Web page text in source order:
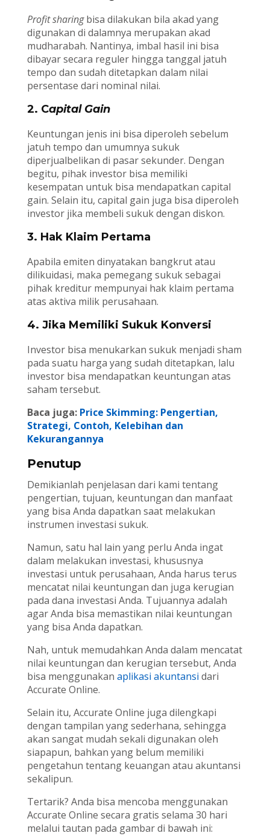
Profit sharingbisa dilakukan bila akad yang
digunakan di dalamnya merupakan akad
mudharabah. Nantinya, imbal hasil ini bisa
dibayar secara reguler hingga tanggal jatuh
tempo dan sudah ditetapkan dalam nilai
persentase dari nominal nilai.
2. Capital Gain
Keuntungan jenis ini bisa diperoleh sebelum
jatuh tempo dan umumnya sukuk
diperjualbelikan di pasar sekunder. Dengan
begitu, pihak investor bisa memiliki
kesempatan untuk bisa mendapatkan capital
gain. Selain itu, capital gain juga bisa diperoleh
investor jika membeli sukuk dengan diskon.
3. Hak Klaim Pertama
Apabila emiten dinyatakan bangkrut atau
dilikuidasi, maka pemegang sukuk sebagai
pihak kreditur mempunyai hak klaim pertama
atas aktiva milik perusahaan.
4. Jika Memiliki Sukuk Konversi
Investor bisa menukarkan sukuk menjadi sham
pada suatu harga yang sudah ditetapkan, lalu
investor bisa mendapatkan keuntungan atas
saham tersebut.
Baca juga: Price Skimming: Pengertian,
Strategi, Contoh, Kelebihan dan
Kekurangannya
Penutup
Demikianlah penjelasan dari kami tentang
pengertian, tujuan, keuntungan dan manfaat
yang bisa Anda dapatkan saat melakukan
instrumen investasi sukuk.
Namun, satu hal lain yang perlu Anda ingat
dalam melakukan investasi, khususnya
investasi untuk perusahaan, Anda harus terus
mencatat nilai keuntungan dan juga kerugian
pada dana investasi Anda. Tujuannya adalah
agar Anda bisa memastikan nilai keuntungan
yang bisa Anda dapatkan.
Nah, untuk memudahkan Anda dalam mencatat
nilai keuntungan dan kerugian tersebut, Anda
bisa menggunakan aplikasi akuntansi dari
Accurate Online.
Selain itu, Accurate Online juga dilengkapi
dengan tampilan yang sederhana, sehingga
akan sangat mudah sekali digunakan oleh
siapapun, bahkan yang belum memiliki
pengetahun tentang keuangan atau akuntansi
sekalipun.
Tertarik? Anda bisa mencoba menggunakan
Accurate Online secara gratis selama 30 hari
melalui tautan pada gambar di bawah ini: